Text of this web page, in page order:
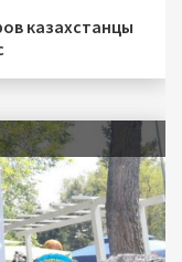
казахстанцы